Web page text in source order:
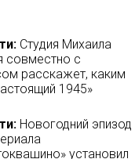
Студия Михаила
совместно с
расскажет, каким
1945»
Новогодний эпизод
установил